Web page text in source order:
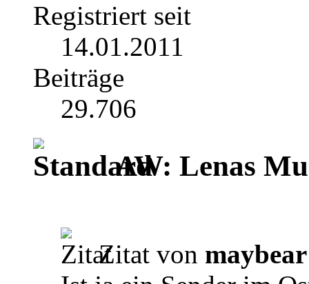
Registriert seit
14.01.2011
Beiträge
29.706
AW: Lenas
Zitat von maybear